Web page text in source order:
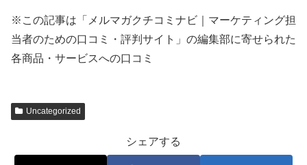
※この記事は「メルマガクチコミナビ｜マーケティング担
当者のための口コミ・評判サイト」の編集部に寄せられた
各商品・サービスへの口コミ
Uncategorized
シェアする